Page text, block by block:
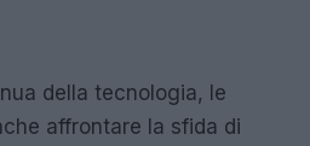
della tecnologia, le
affrontare la sfida di